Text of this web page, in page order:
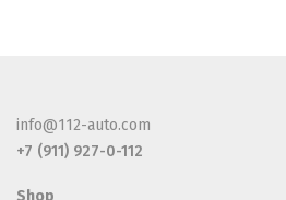
info@112-auto.com
+7 (911) 927-0-112
Shop